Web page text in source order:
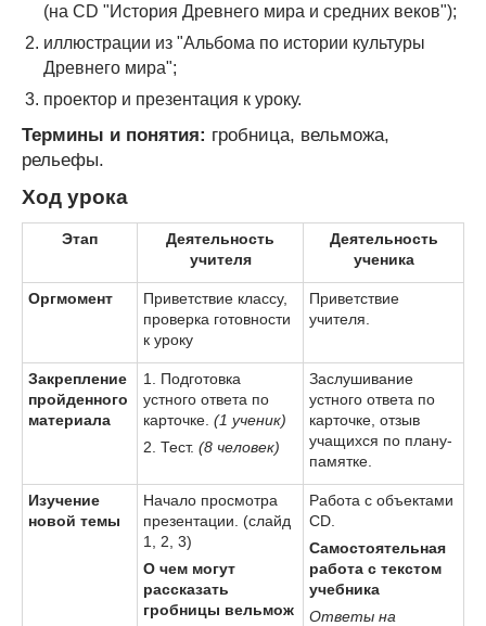
(на CD "История Древнего мира и средних веков");
иллюстрации из "Альбома по истории культуры
Древнего мира";
проектор и презентация к уроку.
Термины и понятия: гробница, вельможа,
рельефы.
Ход урока
Этап
Деятельность
учителя
Деятельность
ученика
Оргмомент
Приветствие классу,
проверка готовности
к уроку
Приветствие
учителя.
Закрепление
пройденного
материала
1. Подготовка
устного ответа по
карточке. (1 ученик)
2. Тест. (8 человек)
Заслушивание
устного ответа по
карточке, отзыв
учащихся по плану-
памятке.
Изучение
новой темы
Начало просмотра
презентации. (слайд
1, 2, 3)
О чем могут
рассказать
гробницы вельмож
Работа с объектами
CD.
Самостоятельная
работа с текстом
учебника
Ответы на